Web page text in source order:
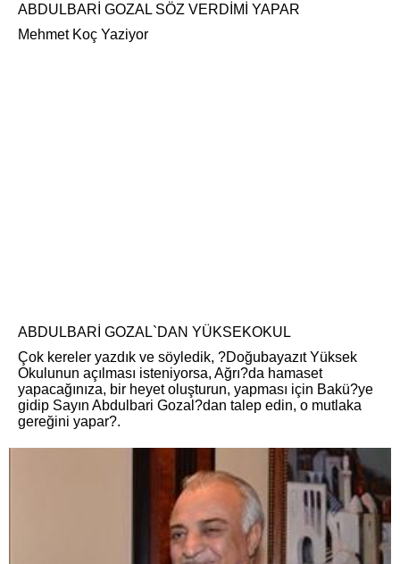
ABDULBARİ GOZAL SÖZ VERDİMİ YAPAR
Mehmet Koç Yaziyor
ABDULBARİ GOZAL`DAN YÜKSEKOKUL
Çok kereler yazdık ve söyledik, ?Doğubayazıt Yüksek
Okulunun açılması isteniyorsa, Ağrı?da hamaset
yapacağınıza, bir heyet oluşturun, yapması için Bakü?ye
gidip Sayın Abdulbari Gozal?dan talep edin, o mutlaka
gereğini yapar?.